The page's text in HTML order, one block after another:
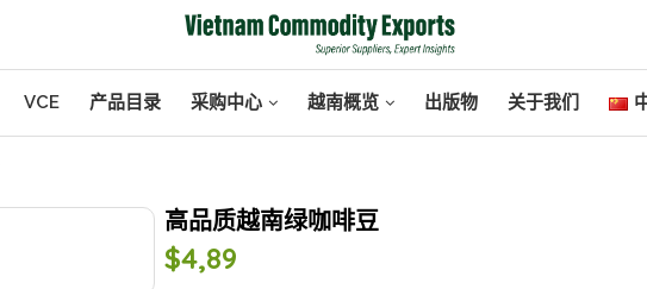
VCE 产品目录 采购中心 越南概览 出版物 关于我们
高品质越南绿咖啡豆
$4,89